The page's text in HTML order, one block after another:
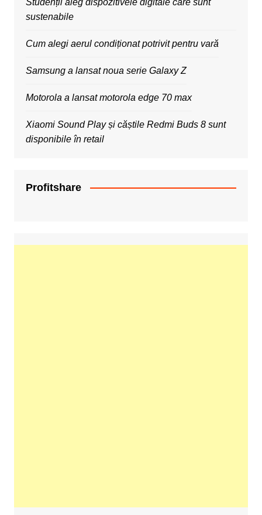
sustenabile
Cum alegi aerul condiționat potrivit pentru vară
Samsung a lansat noua serie Galaxy Z
Motorola a lansat motorola edge 70 max
Xiaomi Sound Play și căștile Redmi Buds 8 sunt
disponibile în retail
Profitshare